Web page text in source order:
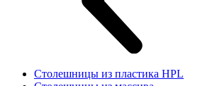
Столешницы из пластика HPL